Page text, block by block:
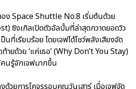
อง Space Shuttle No.8 เริ่มต้นด้วย
ซิงเกิลเปิดตัวอัลบั้มที่ล่าสุดกวาดยอดวิว
นที่เรียบร้อย โดยเจฟได้โชว์พลังเสียงจัด
ายด้วย ‘แค่เธอ’ (Why Don’t You Stay)
นรู้จักเจฟมากขึ้น
วยการโคจรรอบคุณวันเสาร์ เมื่อเจฟจัด